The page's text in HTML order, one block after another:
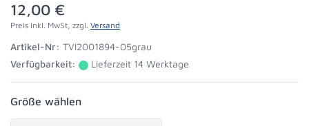
12,00 €
Preis inkl. MwSt, zzgl. Versand
Artikel-Nr: TVI2001894-05grau
Verfügbarkeit:
Lieferzeit 14 Werktage
Größe wählen